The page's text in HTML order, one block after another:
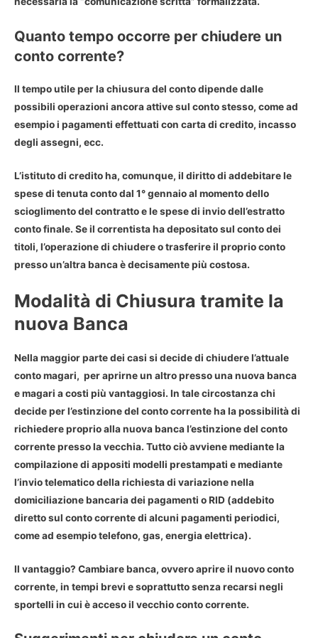
Quanto tempo occorre per chiudere un
conto corrente?
Il tempo utile per la chiusura del contodipende dalle
possibili operazioni ancora attive sul conto stesso, come ad
esempio i pagamenti effettuati con carta di credito, incasso
degli assegni, ecc.
L’istituto di credito ha, comunque, il diritto di addebitare le
spese di tenuta conto dal 1° gennaio al momento dello
scioglimento del contratto e le spese di invio dell’estratto
conto finale. Se il correntista ha depositato sul conto dei
titoli, l’operazione di chiudere o trasferire il proprio conto
presso un’altra banca è decisamente più costosa.
Modalità di Chiusura tramite la
nuova Banca
Nella maggior parte dei casi si decide di chiudere l’attuale
contomagari, per aprirne un altro presso una nuova banca
e magari a costi più vantaggiosi. In tale circostanza chi
decide per l’estinzione del conto corrente ha la possibilità di
richiedere proprio alla nuova banca l’estinzione del conto
corrente presso la vecchia. Tutto ciò avviene mediante la
compilazione di appositi modelli prestampati e mediante
l’invio telematico della richiesta di variazione nella
domiciliazione bancaria dei pagamenti o RID (addebito
diretto sul conto corrente di alcuni pagamenti periodici,
come ad esempio telefono, gas, energia elettrica).
Il vantaggio? Cambiare banca, ovvero aprire il nuovo conto
corrente, in tempi brevi e soprattutto senza recarsi negli
sportelli in cui è acceso il vecchio conto corrente.